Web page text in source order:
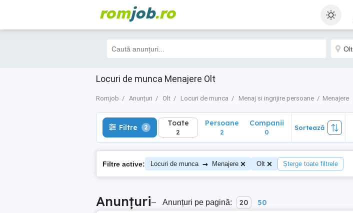
romjob.ro
Locuri de munca Menajere Olt
Romjob Anunțuri Olt Locuri de munca Menaj si ingrijire persoane Menajere
Filtre 2 Toate
2
Filtre 2 Toate
2
Persoane
2
Companii
0
Sortează
Filtre active: Locuri de munca → Menajere Olt Șterge toate filtrele
Anunțuri– Anunțuri pe pagină: 20 50